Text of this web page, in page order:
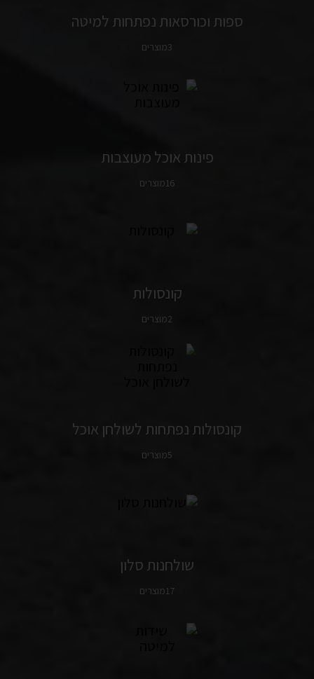
ספות וכורסאות נפתחות למיטה
3מוצרים
פינות אוכל מעוצבות
16מוצרים
קונסולות
2מוצרים
קונסולות נפתחות לשולחן אוכל
5מוצרים
שולחנות סלון
17מוצרים